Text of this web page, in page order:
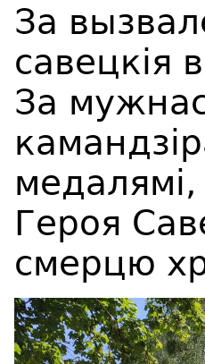
За
савецкія
За
медалямі,
Героя
смерцю